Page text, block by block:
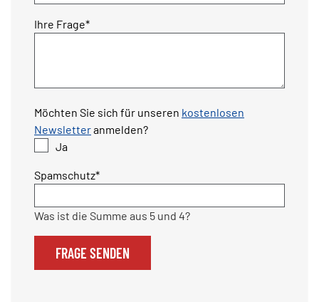
Pflichtfeld
Ihre Frage*
Möchten Sie sich für unseren kostenlosen
Newsletteranmelden?
Ja
Pflichtfeld
Spamschutz*
Was ist die Summe aus 5 und 4?
FRAGE SENDEN